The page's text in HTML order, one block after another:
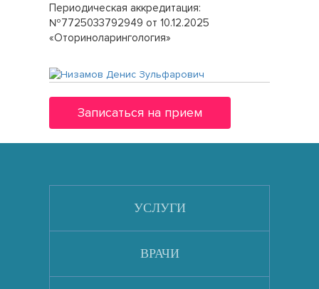
Периодическая аккредитация:
№7725033792949 от 10.12.2025
«Оториноларингология»
Записаться на прием
УСЛУГИ
ВРАЧИ